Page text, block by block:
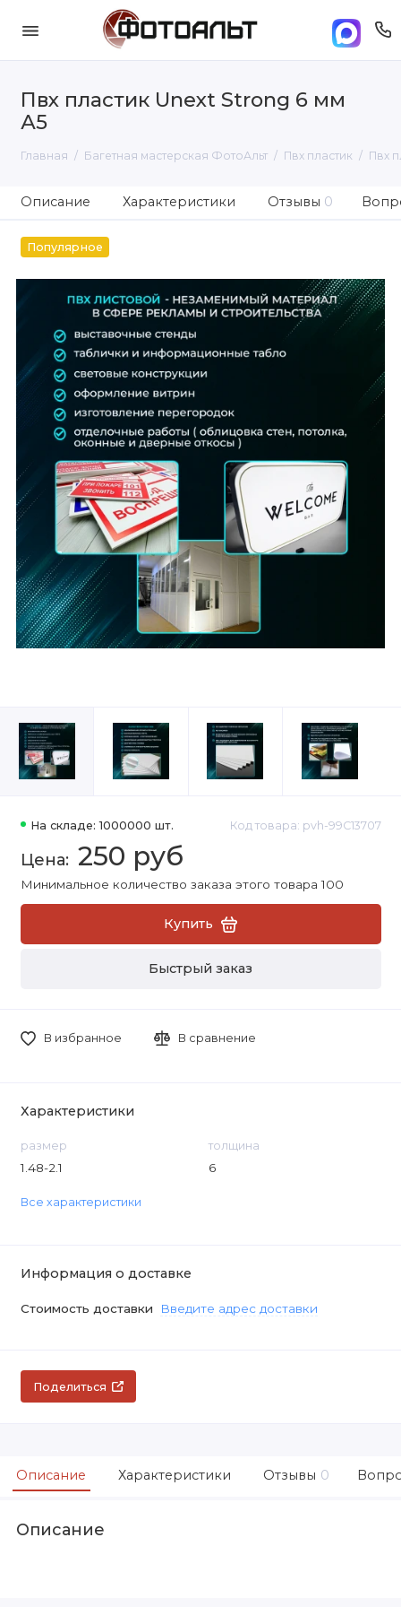
Пвх пластик Unext Strong 6 мм
А5
Главная Багетная мастерская ФотоАльт Пвх пластик Пвх
Описание Характеристики Отзывы 0
Популярное
На складе: 1000000 шт. Код товара: pvh-99C13707
250 руб
Минимальное количество заказа этого товара 100
Купить
Быстрый заказ
В избранное В сравнение
Характеристики
размер
1.48-2.1
толщина
6
Все характеристики
Информация о доставке
Стоимость доставки Введите адрес доставки
Поделиться
Описание Характеристики Отзывы 0
Описание